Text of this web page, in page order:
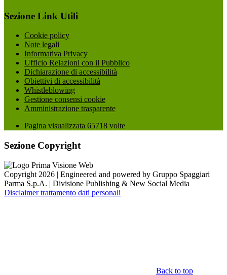
Sezione Link Utili
Cookie policy
Note legali
Informativa Privacy
Ufficio Relazioni con il Pubblico
Dichiarazione di accessibilità
Obiettivi di accessibilità
Whistleblowing
Gestione consensi cookie
Amministrazione trasparente
Pagina visualizzata 65718 volte
Sezione Copyright
Copyright 2026 | Engineered and powered by Gruppo Spaggiari
Parma S.p.A. | Divisione Publishing & New Social Media
Disclaimer trattamento dati personali
Back to top